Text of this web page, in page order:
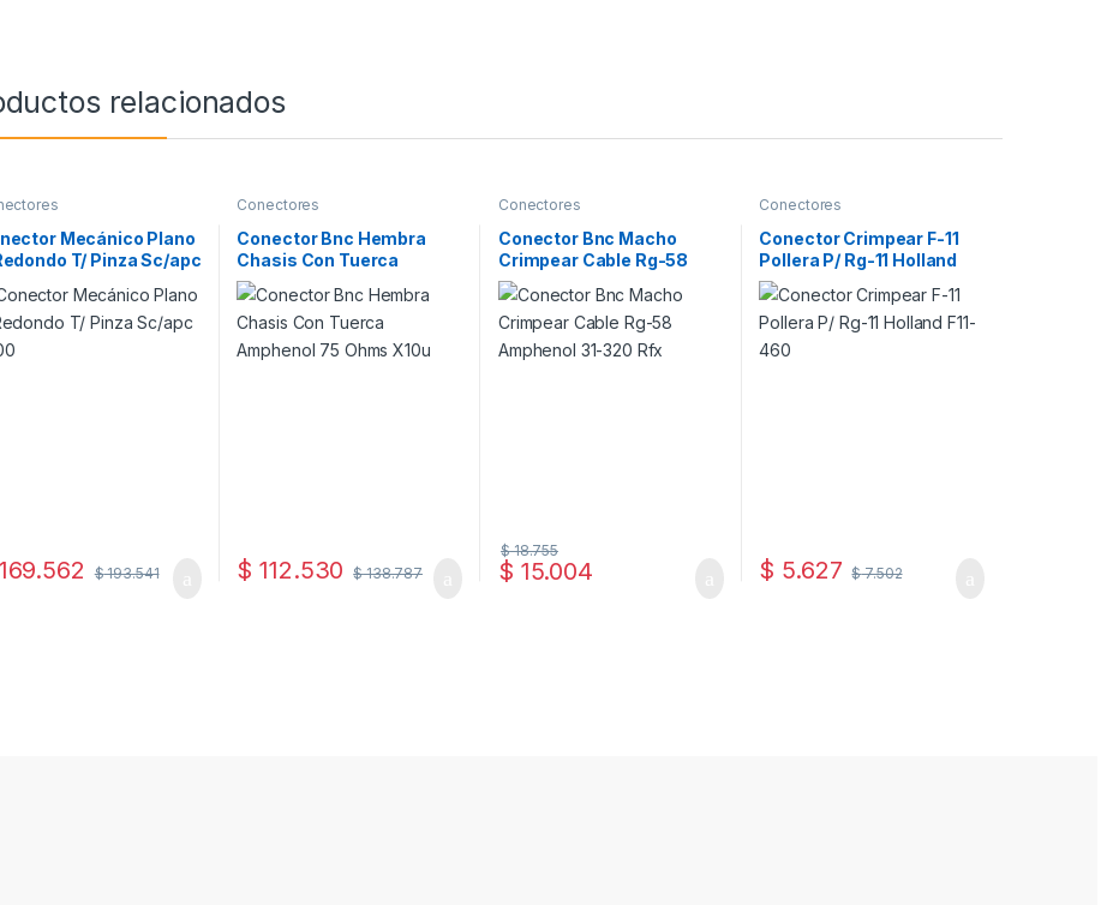
relacionados
Mecánico Plano
T/ Pinza Sc/apc
169.562 $193.541
Conectores
Conector Bnc Hembra
Chasis Con Tuerca
Amphenol 75 Ohms X10u
$ 112.530 $138.787
Conectores
Conector Bnc Macho
Crimpear Cable Rg-58
Amphenol 31-320 Rfx
$ 15.004
$18.755
Conectores
Conector Crimpear F-11
Pollera P/ Rg-11 Holland
F11-460
$ 5.627 $7.502